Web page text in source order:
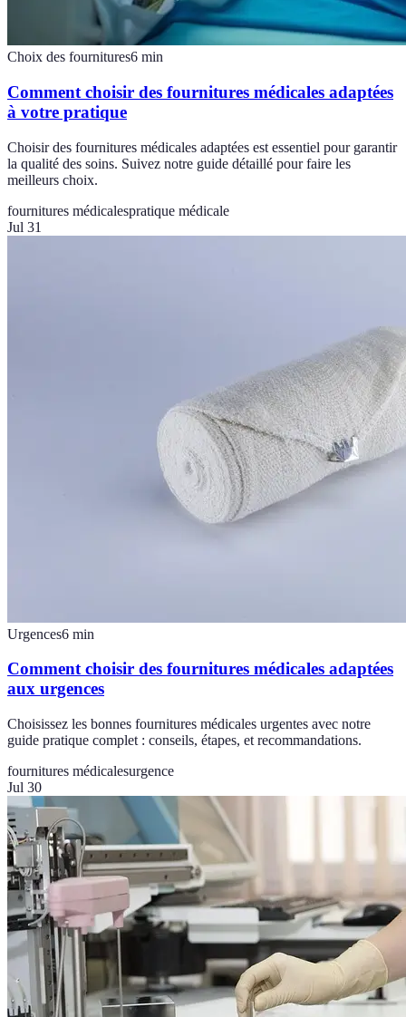
Choix des fournitures6 min
Comment choisir des fournitures médicales adaptées
à votre pratique
Choisir des fournitures médicales adaptées est essentiel pour garantir
la qualité des soins. Suivez notre guide détaillé pour faire les
meilleurs choix.
fournitures médicalespratique médicale
Jul 31
Urgences6 min
Comment choisir des fournitures médicales adaptées
aux urgences
Choisissez les bonnes fournitures médicales urgentes avec notre
guide pratique complet : conseils, étapes, et recommandations.
fournitures médicalesurgence
Jul 30